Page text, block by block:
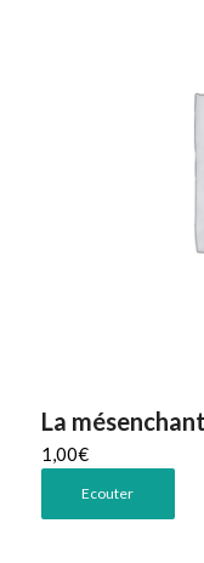
La
1,00€
Ecouter